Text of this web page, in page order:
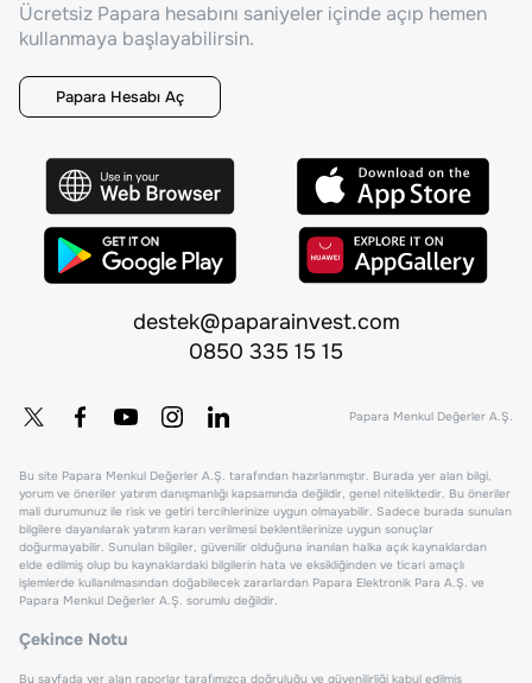
Ücretsiz Papara hesabını saniyeler içinde açıp hemen
kullanmaya başlayabilirsin.
Papara Hesabı Aç
destek@paparainvest.com
0850 335 15 15
Papara Menkul Değerler A.Ş.
Bu site Papara Menkul Değerler A.Ş. tarafından hazırlanmıştır. Burada yer alan bilgi,
yorum ve öneriler yatırım danışmanlığı kapsamında değildir, genel niteliktedir. Bu öneriler
mali durumunuz ile risk ve getiri tercihlerinize uygun olmayabilir. Sadece burada sunulan
bilgilere dayanılarak yatırım kararı verilmesi beklentilerinize uygun sonuçlar
doğurmayabilir. Sunulan bilgiler, güvenilir olduğuna inanılan halka açık kaynaklardan
elde edilmiş olup bu kaynaklardaki bilgilerin hata ve eksikliğinden ve ticari amaçlı
işlemlerde kullanılmasından doğabilecek zararlardan Papara Elektronik Para A.Ş. ve
Papara Menkul Değerler A.Ş. sorumlu değildir.
Çekince Notu
Bu sayfada yer alan raporlar tarafımızca doğruluğu ve güvenilirliği kabul edilmiş